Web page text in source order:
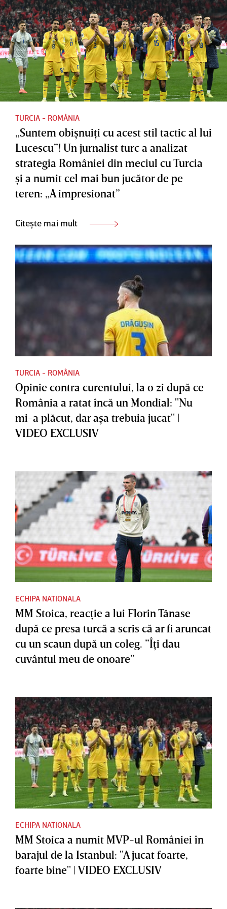
TURCIA - ROMÂNIA
„Suntem obişnuiţi cu acest stil tactic al lui
Lucescu”! Un jurnalist turc a analizat
strategia României din meciul cu Turcia
şi a numit cel mai bun jucător de pe
teren: „A impresionat”
Citește mai mult
TURCIA - ROMÂNIA
Opinie contra curentului, la o zi după ce
România a ratat încă un Mondial: "Nu
mi-a plăcut, dar aşa trebuia jucat" |
VIDEO EXCLUSIV
ECHIPA NATIONALA
MM Stoica, reacţie a lui Florin Tănase
după ce presa turcă a scris că ar fi aruncat
cu un scaun după un coleg. ”Îţi dau
cuvântul meu de onoare”
ECHIPA NATIONALA
MM Stoica a numit MVP-ul României în
barajul de la Istanbul: "A jucat foarte,
foarte bine" | VIDEO EXCLUSIV